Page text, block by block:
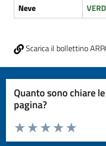
Neve
Scarica il bollettino
Quanto sono chiare
pagina?
Valuta da 1 a 5 stelle la pagina
Valuta 5
Valuta 4 stelle
Valuta 3 stelle su 5
Valuta 2 stelle su 5
Valuta 1 stelle su 5